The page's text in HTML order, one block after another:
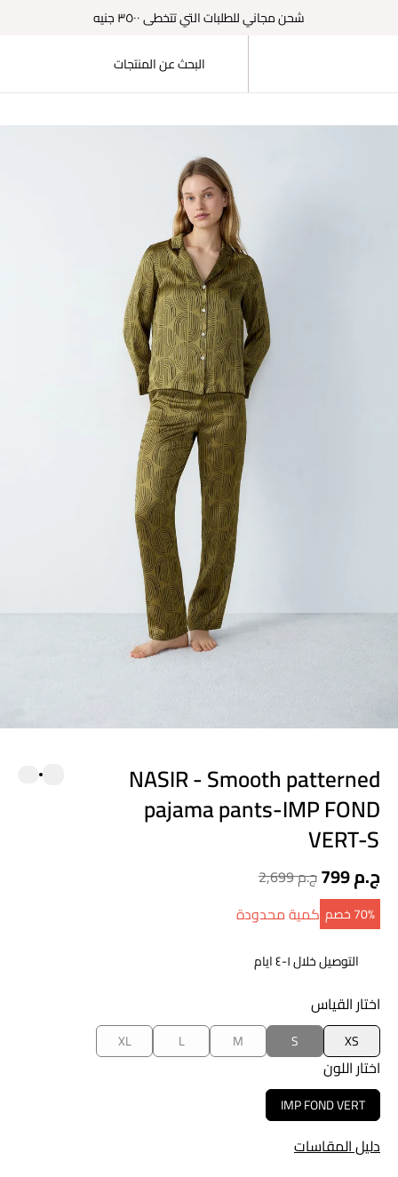
شحن مجاني للطلبات التي تتخطى ٣٥٠٠ جنيه
NASIR - Smooth patterned
pajama pants-IMP FOND
VERT-S
799 ج.م 2,699 ج.م
70‎%‎ خصم كمية محدودة
التوصيل خلال ١-٤ ايام
اختار القياس
XS
S
M
L
XL
اختار اللون
IMP FOND VERT
دليل المقاسات